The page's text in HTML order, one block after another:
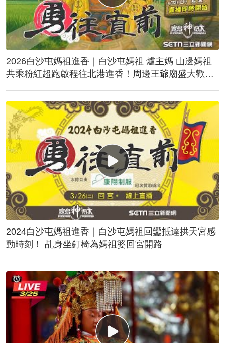
2026白沙屯媽祖進香｜白沙屯媽祖 爐主媽 山邊媽祖
共乘粉紅超跑啟程往北港進香！周邊王爺廟盛大歡
2024白沙屯媽祖進香｜白沙屯媽祖回鑾抵達拱天宮感
動時刻！ 乩身坐釘椅為媽祖婆回宮開路